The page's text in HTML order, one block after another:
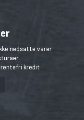
nedsatte varer
rentefri kredit